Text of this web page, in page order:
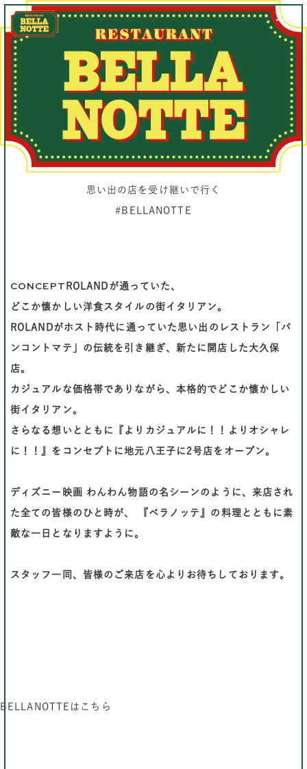
思い出の店を受け継いで行く
#BELLANOTTE
CONCEPT ROLANDが通っていた、
どこか懐かしい洋食スタイルの街イタリアン。
ROLANDがホスト時代に通っていた思い出のレストラン「パ
ンコントマテ」の伝統を引き継ぎ、新たに開店した大久保
店。
カジュアルな価格帯でありながら、本格的でどこか懐かしい
街イタリアン。
さらなる想いとともに『よりカジュアルに！！よりオシャレ
に！！』をコンセプトに地元八王子に2号店をオープン。
ディズニー映画 わんわん物語の名シーンのように、来店され
た全ての皆様のひと時が、 『ベラノッテ』の料理とともに素
敵な一日となりますように。
スタッフ一同、皆様のご来店を心よりお待ちしております。
BELLANOTTEはこちら